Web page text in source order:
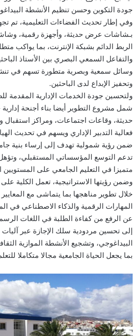
جودة التكوين وحسن تنظيم الأنشطة
وفي إطار تحديث الفضاءات التعليمية، تم
بـشاشات عرض حديثة، وأجهزة رقمية،
الربط الدائم بشبكة الإنترنت، بما يواكب
والتفاعل السمعي البصري بين الأستاذ
وسائل سمعية وبصرية متطورة تسهم في
وتحفيز الإبداع لدى الباحثين.
ولتحسين جودة الخدمات الإدارية المقدمة
شمل مشروع التطوير أيضا بناء أجنحة
حديثة، وقاعات اجتماعات، ومراكز استقبال
فعالية التدبير الإداري ويسهم في تحديث
ضمن رؤية شمولية تهدف إلى إرساء بنية
تدعم التوسع المؤسساتي المستقبلي، وتؤهل
متميزا في التعليم الجامعي على
وضمن رؤيتها الاستراتيجية، تعمل الكلية
خلال تطوير مناهجها بما يتماشى مع المعايير
المهارات الرقمية والذكاء الاصطناعي في
عن الرفع من كفاءة الطلبة في اللغات
إلى تحسين مردودية سلك الإجازة عبر آليات
البيداغوجي، وتشجيع الأنشطة الموازية
بما يجعل الحياة الجامعية مجالا متكاملا